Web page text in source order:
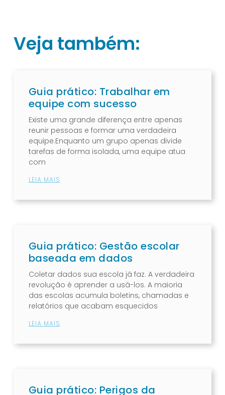
Veja também:
Guia prático: Trabalhar em
equipe com sucesso
Existe uma grande diferença entre apenas
reunir pessoas e formar uma verdadeira
equipe.Enquanto um grupo apenas divide
tarefas de forma isolada, uma equipe atua
com
LEIA MAIS
Guia prático: Gestão escolar
baseada em dados
Coletar dados sua escola já faz. A verdadeira
revolução é aprender a usá-los. A maioria
das escolas acumula boletins, chamadas e
relatórios que acabam esquecidos
LEIA MAIS
Guia prático: Perigos da